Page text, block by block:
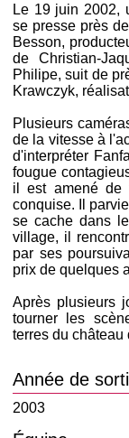
Le 19 juin 2002,
se presse près
Besson,
de Christian-
Philipe, suit de
Krawczyk,
Plusieurs
de la vitesse à
d'interpréter
fougue
il est amené de
conquise. Il
se cache dans
village, il
par ses
prix de quelques
Après plusieurs
tourner les
terres du château
Année de
2003